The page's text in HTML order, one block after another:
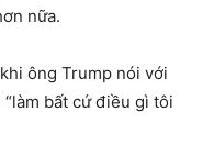
nữa.
ông Trump nói với
bất cứ điều gì tôi